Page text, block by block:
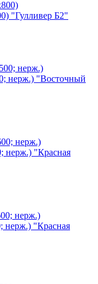
"Гулливер Б2"
нерж.) "Восточный
"Красная
"Красная